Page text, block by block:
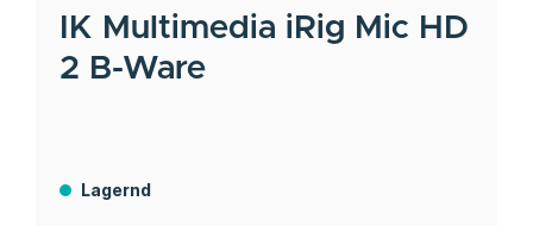
IK Multimedia iRig Mic HD
2 B-Ware
Lagernd